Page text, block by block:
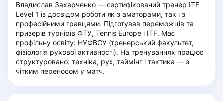
Katowice
Katowice Area
Kielce
Kościerzyna
Krakow
Legionowo
Владислав Захарченко — сертифікований тренер ITF
Level 1 із досвідом роботи як з аматорами, так і з
професійними гравцями. Підготував переможців та
призерів турнірів ФТУ, Tennis Europe і ITF. Має
профільну освіту: НУФВСУ (тренерський факультет,
фізіологія рухової активності). На тренуваннях працює
структуровано: техніка, рух, таймінг і тактика — з
чітким переносом у матч.